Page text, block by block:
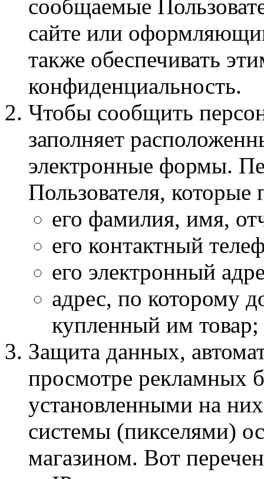
сообщаемые
сайте или
также обеспечивать
конфиденциальность.
Чтобы сообщить
заполняет
электронные формы.
Пользователя, которые
его фамилия, имя,
его контактный
его электронный
адрес, по которому
купленный им товар;
Защита данных,
просмотре рекламных
установленными на
системы (пикселями)
магазином. Вот